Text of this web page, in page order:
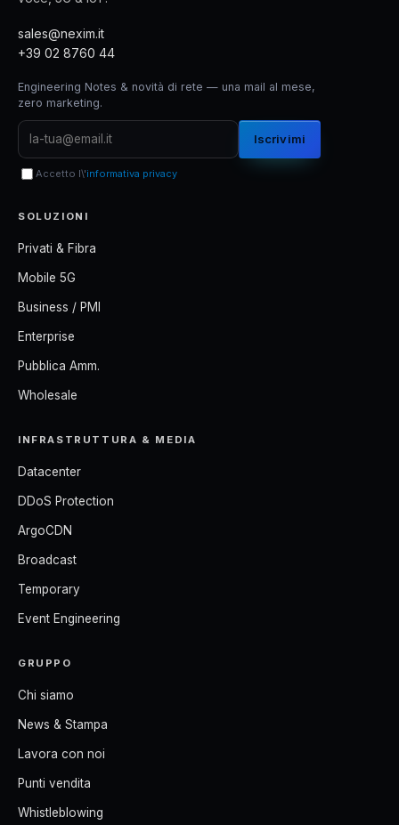
sales@nexim.it
+39 02 8760 44
Engineering Notes & novità di rete — una mail al mese,
zero marketing.
Iscrivimi
Accetto l\'informativa privacy
SOLUZIONI
Privati & Fibra
Mobile 5G
Business / PMI
Enterprise
Pubblica Amm.
Wholesale
INFRASTRUTTURA & MEDIA
Datacenter
DDoS Protection
ArgoCDN
Broadcast
Temporary
Event Engineering
GRUPPO
Chi siamo
News & Stampa
Lavora con noi
Punti vendita
Whistleblowing